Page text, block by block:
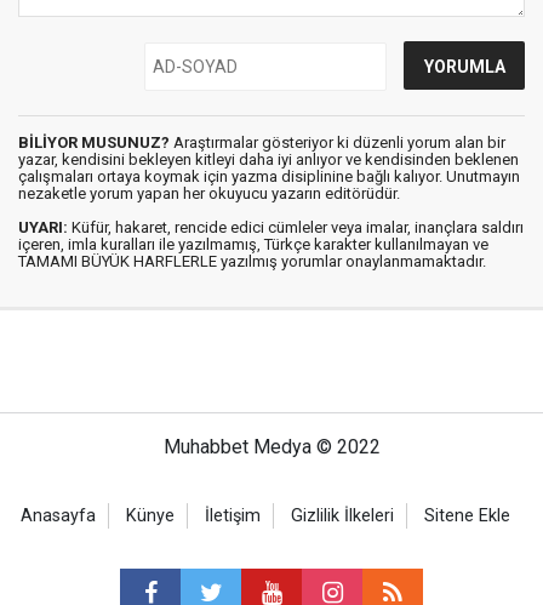
BİLİYOR MUSUNUZ? Araştırmalar gösteriyor ki düzenli yorum alan bir
yazar, kendisini bekleyen kitleyi daha iyi anlıyor ve kendisinden beklenen
çalışmaları ortaya koymak için yazma disiplinine bağlı kalıyor. Unutmayın
nezaketle yorum yapan her okuyucu yazarın editörüdür.
UYARI: Küfür, hakaret, rencide edici cümleler veya imalar, inançlara saldırı
içeren, imla kuralları ile yazılmamış, Türkçe karakter kullanılmayan ve
TAMAMI BÜYÜK HARFLERLE yazılmış yorumlar onaylanmamaktadır.
Muhabbet Medya © 2022
Anasayfa Künye İletişim Gizlilik İlkeleri Sitene Ekle